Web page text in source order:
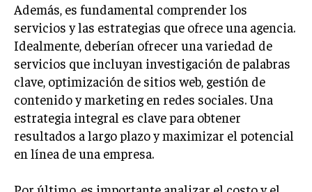
Además, es fundamental comprender los
servicios y las estrategias que ofrece una agencia.
Idealmente, deberían ofrecer una variedad de
servicios que incluyan investigación de palabras
clave, optimización de sitios web, gestión de
contenido y marketing en redes sociales. Una
estrategia integral es clave para obtener
resultados a largo plazo y maximizar el potencial
en línea de una empresa.